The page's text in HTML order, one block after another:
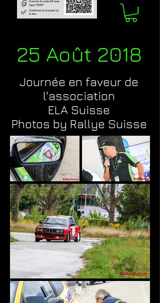
25 Août 2018
Journée en faveur de
l'association
ELA Suisse
Photos by Rallye Suisse